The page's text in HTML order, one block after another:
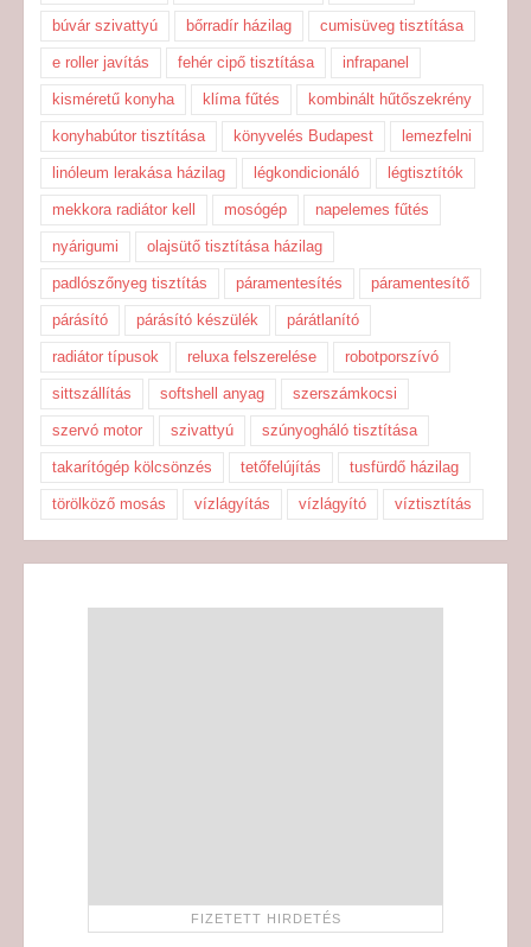
búvár szivattyú bőrradír házilag cumisüveg tisztítása
e roller javítás fehér cipő tisztítása infrapanel
kisméretű konyha klíma fűtés kombinált hűtőszekrény
konyhabútor tisztítása könyvelés Budapest lemezfelni
linóleum lerakása házilag légkondicionáló légtisztítók
mekkora radiátor kell mosógép napelemes fűtés
nyárigumi olajsütő tisztítása házilag
padlószőnyeg tisztítás páramentesítés páramentesítő
párásító párásító készülék párátlanító
radiátor típusok reluxa felszerelése robotporszívó
sittszállítás softshell anyag szerszámkocsi
szervó motor szivattyú szúnyogháló tisztítása
takarítógép kölcsönzés tetőfelújítás tusfürdő házilag
törölköző mosás vízlágyítás vízlágyító víztisztítás